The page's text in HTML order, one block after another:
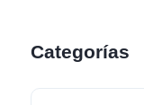
Categorías